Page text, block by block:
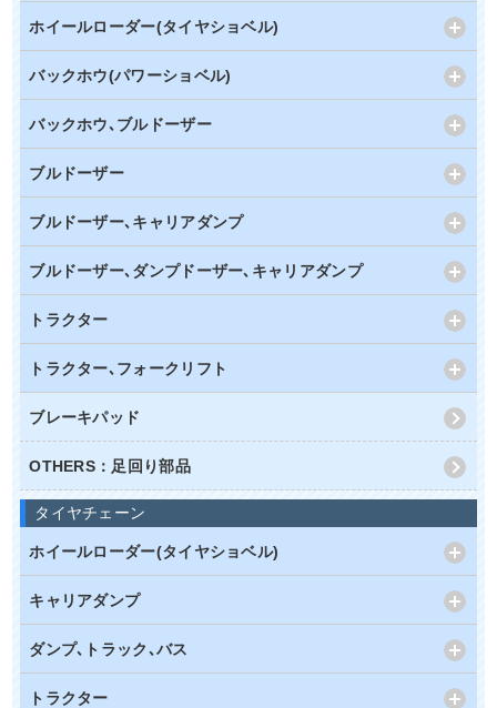
ホイールローダー(タイヤショベル)
バックホウ(パワーショベル)
バックホウ､ブルドーザー
ブルドーザー
ブルドーザー､キャリアダンプ
ブルドーザー､ダンプドーザー､キャリアダンプ
トラクター
トラクター､フォークリフト
ブレーキパッド
OTHERS：足回り部品
タイヤチェーン
ホイールローダー(タイヤショベル)
キャリアダンプ
ダンプ､トラック､バス
トラクター